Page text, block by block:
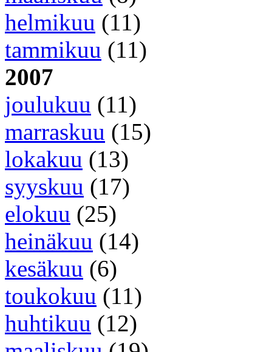
helmikuu (11)
tammikuu (11)
2007
joulukuu (11)
marraskuu (15)
lokakuu (13)
syyskuu (17)
elokuu (25)
heinäkuu (14)
kesäkuu (6)
toukokuu (11)
huhtikuu (12)